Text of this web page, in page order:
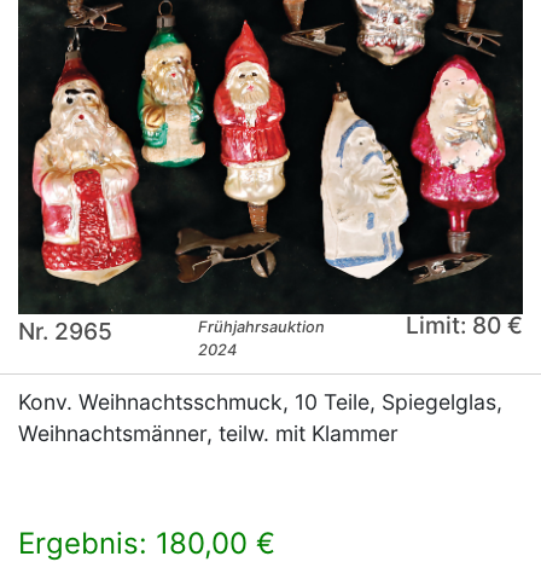
Nr. 2965
Frühjahrsauktion
2024
Limit: 80 €
Konv. Weihnachtsschmuck, 10 Teile, Spiegelglas,
Weihnachtsmänner, teilw. mit Klammer
Ergebnis: 180,00 €